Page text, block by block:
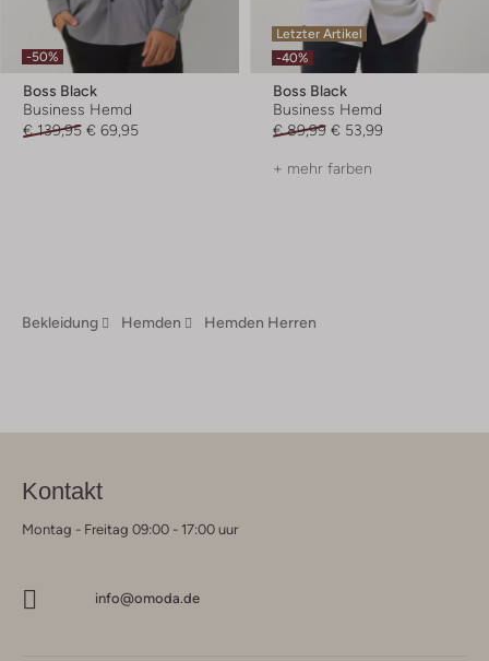
-50%
Boss Black
Business Hemd
€ 139,95 € 69,95
Letzter Artikel
-40%
Boss Black
Business Hemd
€ 89,99 € 53,99
+ mehr farben
Bekleidung Hemden Hemden Herren
Kontakt
Montag - Freitag 09:00 - 17:00 uur
info@omoda.de